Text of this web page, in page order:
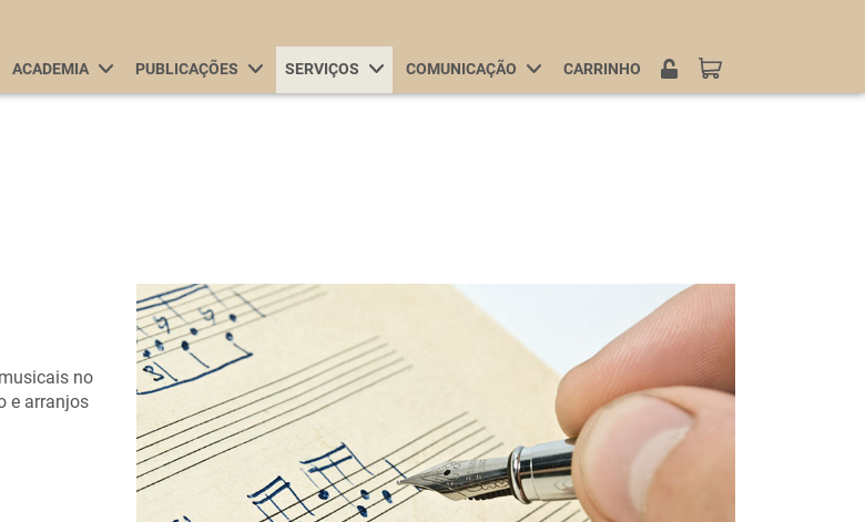
conteúdo
ACADEMIA PUBLICAÇÕES SERVIÇOS COMUNICAÇÃO CARRINHO LOGIN
no
e arranjos